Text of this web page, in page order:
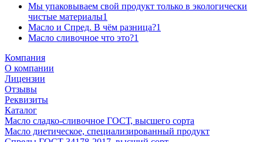
Мы упаковываем свой продукт только в экологически
чистые материалы1
Масло и Спред. В чём разница?1
Масло сливочное что это?1
Компания
О компании
Лицензии
Отзывы
Реквизиты
Каталог
Масло сладко-сливочное ГОСТ, высшего сорта
Масло диетическое, специализированный продукт